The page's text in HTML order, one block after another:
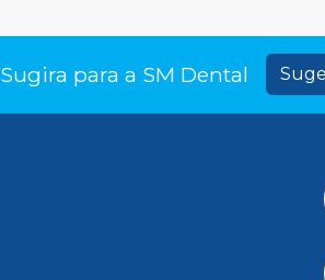
Sugira para a SM Dental